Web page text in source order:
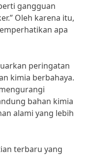
gangguan
Oleh karena itu,
apa
peringatan
kimia berbahaya.
bahan kimia
alami yang lebih
terbaru yang